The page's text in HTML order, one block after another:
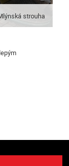
strouha